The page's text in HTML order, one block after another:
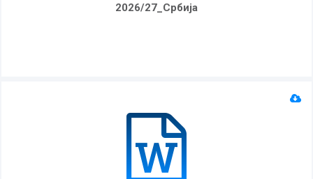
2026/27_Србија